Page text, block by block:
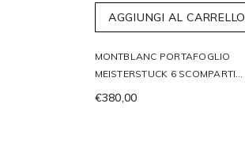
AGGIUNGI AL CARRELLO
MONTBLANC PORTAFOGLIO
MEISTERSTUCK 6 SCOMPARTI
€380,00